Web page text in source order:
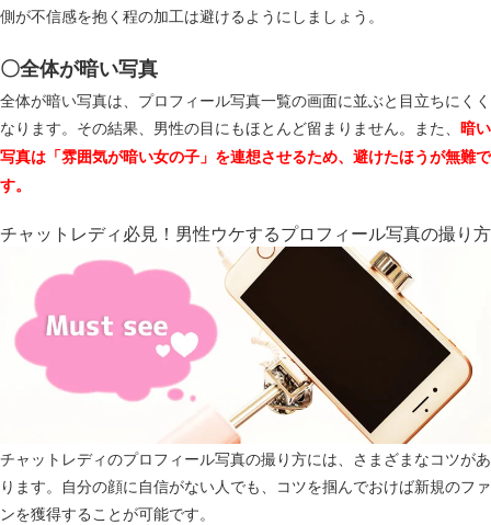
側が不信感を抱く程の加工は避けるようにしましょう。
〇全体が暗い写真
全体が暗い写真は、プロフィール写真一覧の画面に並ぶと目立ちにくく
なります。その結果、男性の目にもほとんど留まりません。また、 暗い
写真は「雰囲気が暗い女の子」を連想させるため、避けたほうが無難で
す。
チャットレディ必見！男性ウケするプロフィール写真の撮り方
チャットレディのプロフィール写真の撮り方には、さまざまなコツがあ
ります。自分の顔に自信がない人でも、コツを掴んでおけば新規のファ
ンを獲得することが可能です。